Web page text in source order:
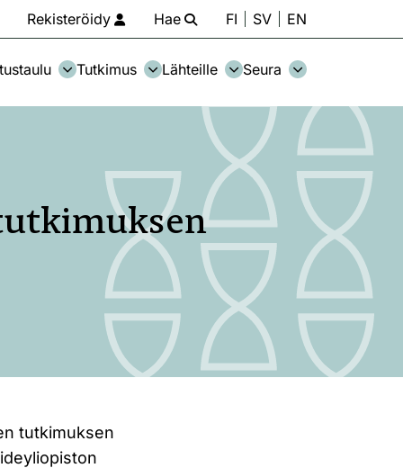
Rekisteröidy Hae FI SV EN
Tutkimus Lähteille Seura
tutkimuksen